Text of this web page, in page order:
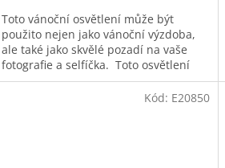
Toto vánoční osvětlení může být
použito nejen jako vánoční výzdoba,
ale také jako skvělé pozadí na vaše
fotografie a selfíčka. Toto osvětlení
prostor krásně zútulní. Chybí...
Kód: E20850